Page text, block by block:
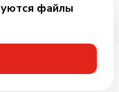
файлы